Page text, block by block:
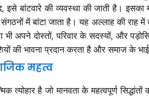
इसे बांटवारे की व्यवस्था की जाती है।
में बांटा जाता है। यह अल्लाह की राह
भी अपने दोस्तों, परिवार के सदस्यों, और
की भावना प्रदान करता है और समाज के
महत्व
त्योहार है जो मानवता के महत्वपूर्ण